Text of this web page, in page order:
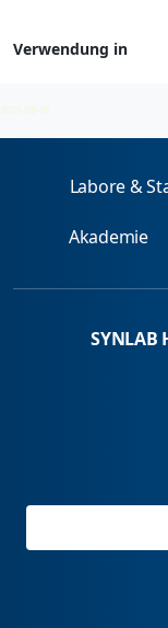
Verwendung in
2026-08-05
Labore &
Akademie